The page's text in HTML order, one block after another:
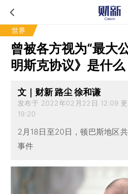
世界
曾被各方视为“最大
明斯克协议》是什
文｜财新 路尘 徐和谦
发布于 2022年02月22日 12:09
19:20
2月18日至20日，顿巴斯地区
事件